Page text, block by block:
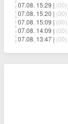
07.08. 15:29 | (00)
07.08. 15:20 | (00)
07.08. 15:09 | (00)
07.08. 14:09 | (00)
07.08. 13:47 | (00)